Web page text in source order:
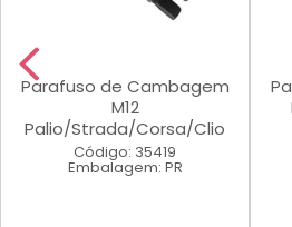
Parafuso de Cambagem
M12
Palio/Strada/Corsa/Clio
Código: 35419
Embalagem: PR